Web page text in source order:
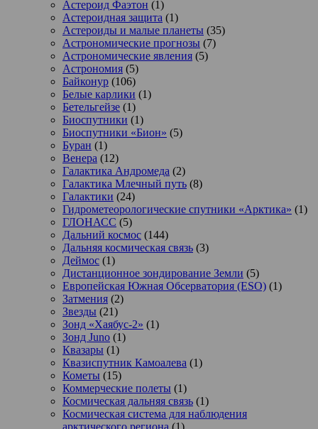
Астероид Фаэтон (1)
Астероидная защита (1)
Астероиды и малые планеты (35)
Астрономические прогнозы (7)
Астрономические явления (5)
Астрономия (5)
Байконур (106)
Белые карлики (1)
Бетельгейзе (1)
Биоспутники (1)
Биоспутники «Бион» (5)
Буран (1)
Венера (12)
Галактика Андромеда (2)
Галактика Млечный путь (8)
Галактики (24)
Гидрометеорологические спутники «Арктика» (1)
ГЛОНАСС (5)
Дальний космос (144)
Дальняя космическая связь (3)
Деймос (1)
Дистанционное зондирование Земли (5)
Европейская Южная Обсерватория (ESO) (1)
Затмения (2)
Звезды (21)
Зонд «Хаябус-2» (1)
Зонд Juno (1)
Квазары (1)
Квазиспутник Камоалева (1)
Кометы (15)
Коммерческие полеты (1)
Космическая дальняя связь (1)
Космическая система для наблюдения
арктического региона (1)